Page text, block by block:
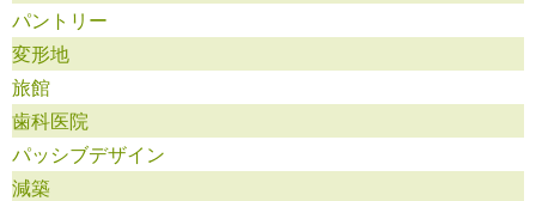
パントリー
変形地
旅館
歯科医院
パッシブデザイン
減築